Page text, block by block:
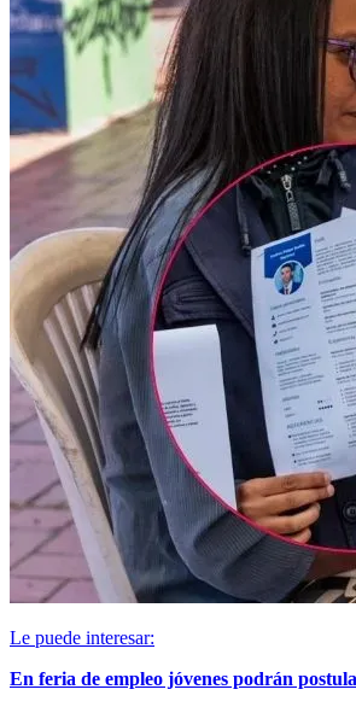
Le puede interesar:
En feria de empleo jóvenes podrán